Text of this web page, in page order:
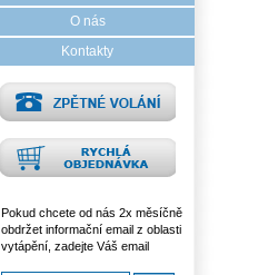
O nás
Kontakty
Pokud chcete od nás 2x měsíčně
obdržet informační email z oblasti
vytápění, zadejte Váš email